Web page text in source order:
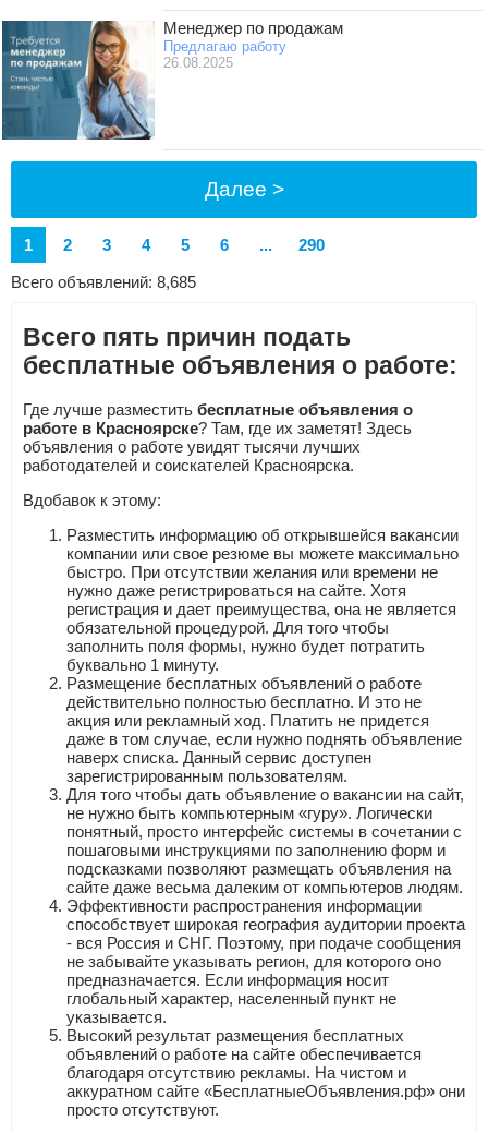
Менеджер по продажам
Предлагаю работу
26.08.2025
Далее >
1 2 3 4 5 6 ...
290
Всего объявлений: 8,685
Всего пять причин подать
бесплатные объявления о работе:
Где лучше разместить бесплатные объявления о
работе в Красноярске? Там, где их заметят! Здесь
объявления о работе увидят тысячи лучших
работодателей и соискателей Красноярска.
Вдобавок к этому:
Разместить информацию об открывшейся вакансии
компании или свое резюме вы можете максимально
быстро. При отсутствии желания или времени не
нужно даже регистрироваться на сайте. Хотя
регистрация и дает преимущества, она не является
обязательной процедурой. Для того чтобы
заполнить поля формы, нужно будет потратить
буквально 1 минуту.
Размещение бесплатных объявлений о работе
действительно полностью бесплатно. И это не
акция или рекламный ход. Платить не придется
даже в том случае, если нужно поднять объявление
наверх списка. Данный сервис доступен
зарегистрированным пользователям.
Для того чтобы дать объявление о вакансии на сайт,
не нужно быть компьютерным «гуру». Логически
понятный, просто интерфейс системы в сочетании с
пошаговыми инструкциями по заполнению форм и
подсказками позволяют размещать объявления на
сайте даже весьма далеким от компьютеров людям.
Эффективности распространения информации
способствует широкая география аудитории проекта
- вся Россия и СНГ. Поэтому, при подаче сообщения
не забывайте указывать регион, для которого оно
предназначается. Если информация носит
глобальный характер, населенный пункт не
указывается.
Высокий результат размещения бесплатных
объявлений о работе на сайте обеспечивается
благодаря отсутствию рекламы. На чистом и
аккуратном сайте «БесплатныеОбъявления.рф» они
просто отсутствуют.